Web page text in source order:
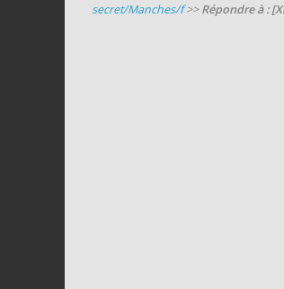
secret/Manches/f>>Répondre à :